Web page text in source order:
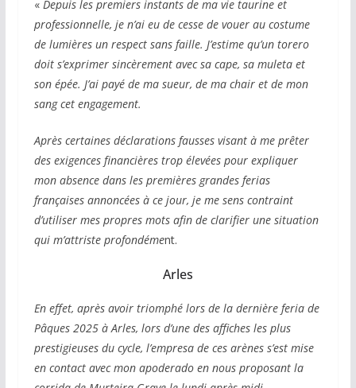
« Depuis les premiers instants de ma vie taurine et
professionnelle, je n’ai eu de cesse de vouer au costume
de lumières un respect sans faille. J’estime qu’un torero
doit s’exprimer sincèrement avec sa cape, sa muleta et
son épée. J’ai payé de ma sueur, de ma chair et de mon
sang cet engagement.
Après certaines déclarations fausses visant à me prêter
des exigences financières trop élevées pour expliquer
mon absence dans les premières grandes ferias
françaises annoncées à ce jour, je me sens contraint
d’utiliser mes propres mots afin de clarifier une situation
qui m’attriste profondément.
Arles
En effet, après avoir triomphé lors de la dernière feria de
Pâques 2025 à Arles, lors d’une des affiches les plus
prestigieuses du cycle, l’empresa de ces arènes s’est mise
en contact avec mon apoderado en nous proposant la